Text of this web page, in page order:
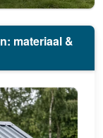
materiaal &